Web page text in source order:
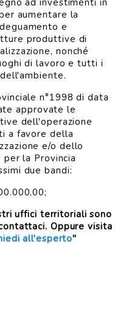
ad investimenti in
aumentare la
e
produttive di
nonché
di lavoro e tutti i
n°1998 di data
approvate le
dell'operazione
a favore della
e/o dello
la Provincia
due bandi:
uffici territoriali sono
Oppure visita
all'esperto"